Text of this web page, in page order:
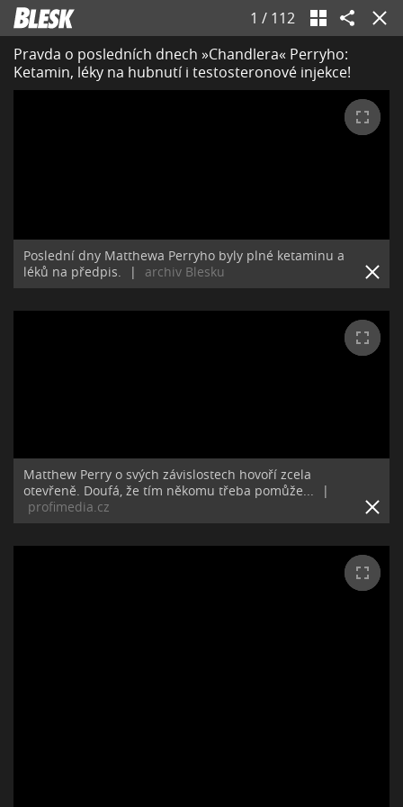
1 / 112
Pravda o posledních dnech »Chandlera« Perryho:
Ketamin, léky na hubnutí i testosteronové injekce!
Poslední dny Matthewa Perryho byly plné ketaminu a
léků na předpis.
| archiv Blesku
Matthew Perry o svých závislostech hovoří zcela
otevřeně. Doufá, že tím někomu třeba pomůže...
|
profimedia.cz